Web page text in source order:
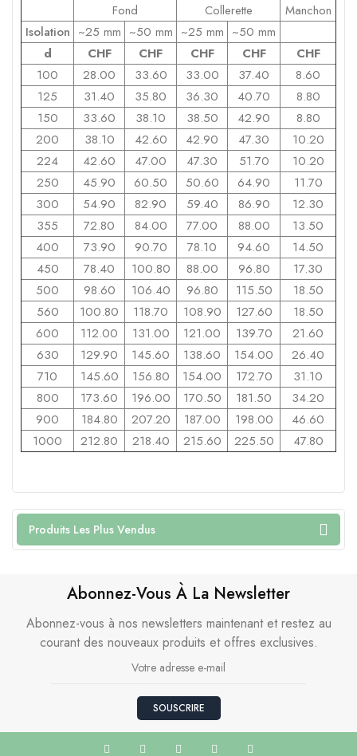
Fond
Collerette
Manchon
Isolation ~25 mm ~50 mm ~25 mm ~50 mm
d
CHF CHF CHF CHF
CHF
100
28.00 33.60 33.00 37.40
8.60
125
31.40 35.80 36.30 40.70
8.80
150
33.60 38.10 38.50 42.90
8.80
200
38.10 42.60 42.90 47.30
10.20
224
42.60 47.00 47.30 51.70
10.20
250
45.90 60.50 50.60 64.90
11.70
300
54.90 82.90 59.40 86.90
12.30
355
72.80 84.00 77.00 88.00
13.50
400
73.90 90.70 78.10 94.60
14.50
450
78.40 100.80 88.00 96.80
17.30
500
98.60 106.40 96.80 115.50
18.50
560
100.80 118.70 108.90 127.60
18.50
600
112.00 131.00 121.00 139.70
21.60
630
129.90 145.60 138.60 154.00
26.40
710
145.60 156.80 154.00 172.70
31.10
800
173.60 196.00 170.50 181.50
34.20
900
184.80 207.20 187.00 198.00
46.60
1000
212.80 218.40 215.60 225.50 47.80
Produits Les Plus Vendus
Abonnez-Vous À La Newsletter
Abonnez-vous à nos newsletters maintenant et restez au
courant des nouveaux produits et offres exclusives.
SOUSCRIRE